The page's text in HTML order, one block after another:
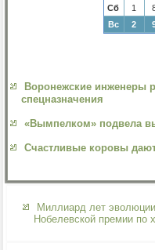
Сб
1
Вс
2
Воронежские инженеры
спецназначения
«Вымпелком» подвела
Счастливые коровы
Миллиард лет
Нобелевской премии по